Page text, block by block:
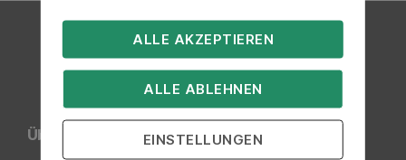
Über Uns
ALLE AKZEPTIEREN
ALLE ABLEHNEN
EINSTELLUNGEN